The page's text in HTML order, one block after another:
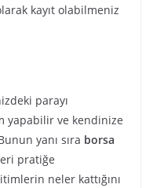
kayıt olabilmeniz
parayı
yapabilir ve kendinize
yanı sıra borsa
pratiğe
neler kattığını